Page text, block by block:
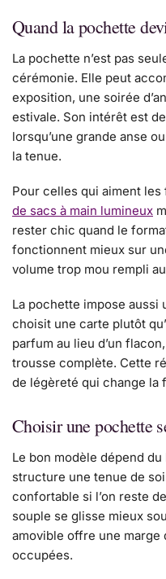
Quand la pochette
La pochette n’est pas
cérémonie. Elle peut
exposition, une soirée
estivale. Son intérêt est
lorsqu’une grande anse
la tenue.
Pour celles qui aiment
de sacs à main lumineux
rester chic quand le
fonctionnent mieux sur
volume trop mou rempli
La pochette impose aussi
choisit une carte plutôt
parfum au lieu d’un
trousse complète. Cette
de légèreté qui change la
Choisir une pochette
Le bon modèle dépend
structure une tenue de
confortable si l’on reste
souple se glisse mieux
amovible offre une marge
occupées.